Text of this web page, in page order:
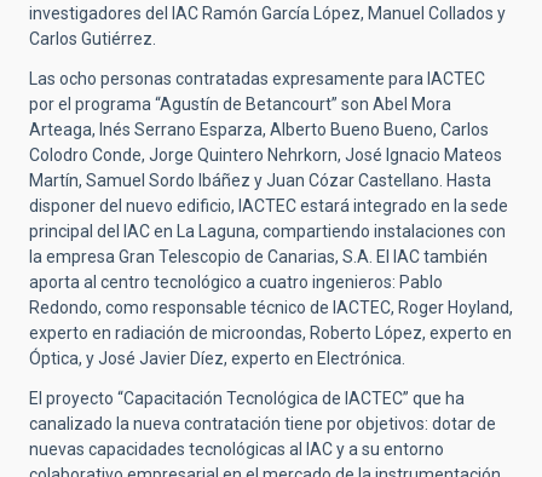
investigadores del IAC Ramón García López, Manuel Collados y
Carlos Gutiérrez.
Las ocho personas contratadas expresamente para IACTEC
por el programa “Agustín de Betancourt” son Abel Mora
Arteaga, Inés Serrano Esparza, Alberto Bueno Bueno, Carlos
Colodro Conde, Jorge Quintero Nehrkorn, José Ignacio Mateos
Martín, Samuel Sordo Ibáñez y Juan Cózar Castellano. Hasta
disponer del nuevo edificio, IACTEC estará integrado en la sede
principal del IAC en La Laguna, compartiendo instalaciones con
la empresa Gran Telescopio de Canarias, S.A. El IAC también
aporta al centro tecnológico a cuatro ingenieros: Pablo
Redondo, como responsable técnico de IACTEC, Roger Hoyland,
experto en radiación de microondas, Roberto López, experto en
Óptica, y José Javier Díez, experto en Electrónica.
El proyecto “Capacitación Tecnológica de IACTEC” que ha
canalizado la nueva contratación tiene por objetivos: dotar de
nuevas capacidades tecnológicas al IAC y a su entorno